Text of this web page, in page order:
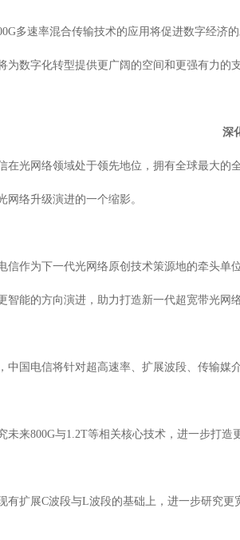
多速率混合传输技术的应用将促进数字经
为数字化转型提供更广阔的空间和更强有力的
深
在光网络领域处于领先地位，拥有全球最大的
网络升级演进的一个缩影。
信作为下一代光网络原创技术策源地的牵头
智能的方向演进，助力打造新一代超宽带光网
中国电信将针对超高速率、扩展波段、传输媒
未来800G与1.2T等相关核心技术，进一步打
有扩展C波段与L波段的基础上，进一步研究更